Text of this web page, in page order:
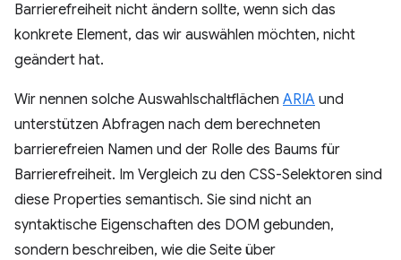
Barrierefreiheit nicht ändern sollte, wenn sich das
konkrete Element, das wir auswählen möchten, nicht
geändert hat.
Wir nennen solche Auswahlschaltflächen ARIA und
unterstützen Abfragen nach dem berechneten
barrierefreien Namen und der Rolle des Baums für
Barrierefreiheit. Im Vergleich zu den CSS-Selektoren sind
diese Properties semantisch. Sie sind nicht an
syntaktische Eigenschaften des DOM gebunden,
sondern beschreiben, wie die Seite über